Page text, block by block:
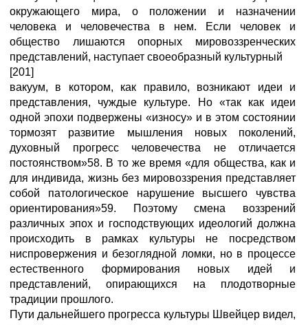
окружающего мира, о положении и назначении
человека и человечества в нем. Если человек и
общество лишаются опорных мировоззренческих
представлений, наступает своеобразный культурный
[201]
вакуум, в котором, как правило, возникают идеи и
представления, чуждые культуре. Но «так как идеи
одной эпохи подвержены «износу» и в этом состоянии
тормозят развитие мышления новых поколений,
духовный прогресс человечества не отличается
постоянством»58. В то же время «для общества, как и
для индивида, жизнь без мировоззрения представляет
собой патологическое нарушение высшего чувства
ориентирования»59. Поэтому смена воззрений
различных эпох и господствующих идеологий должна
происходить в рамках культуры не посредством
ниспровержения и безоглядной ломки, но в процессе
естественного формирования новых идей и
представлений, опирающихся на плодотворные
традиции прошлого.
Пути дальнейшего прогресса культуры Швейцер видел,